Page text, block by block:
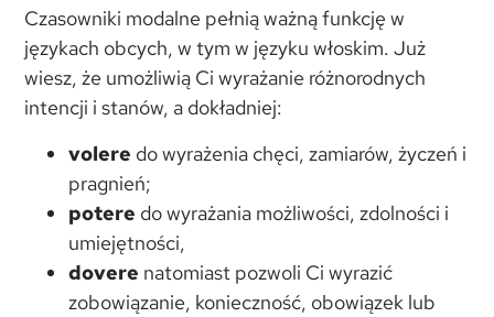
Czasowniki modalne pełnią ważną funkcję w
językach obcych, w tym w języku włoskim. Już
wiesz, że umożliwią Ci wyrażanie różnorodnych
intencji i stanów, a dokładniej:
volere do wyrażenia chęci, zamiarów, życzeń i
pragnień;
potere do wyrażania możliwości, zdolności i
umiejętności,
dovere natomiast pozwoli Ci wyrazić
zobowiązanie, konieczność, obowiązek lub